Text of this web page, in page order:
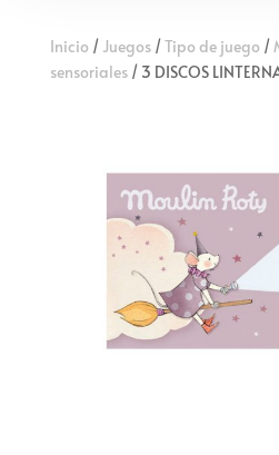
Inicio / Juegos/Tipo de juego /
sensoriales/ 3 DISCOS